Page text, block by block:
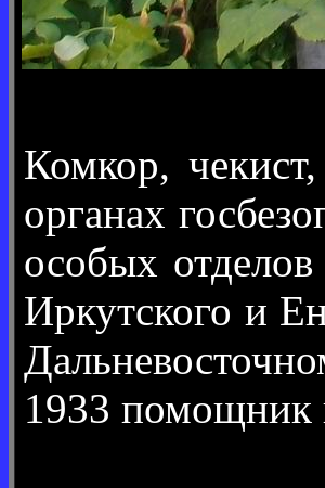
Комкор,
органах
особых
Иркутского и
1933